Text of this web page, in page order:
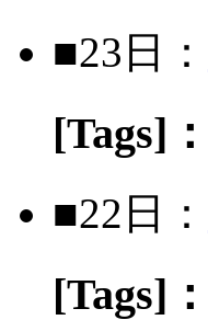
■23日：
[Tags]：
■22日：
[Tags]：